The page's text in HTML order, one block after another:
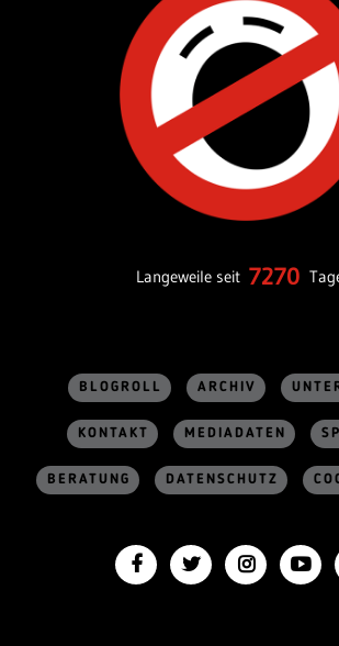
Langeweile seit 7270
BLOGROLL ARCHIV
KONTAKT MEDIADATEN
BERATUNG DATENSCHUTZ